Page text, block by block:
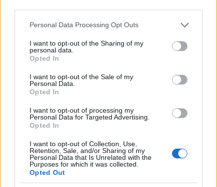
Please note that this website/app uses one or more Google
not limited to your visit or usage behaviour. You may click to
grant or deny consent to Google and its third-party tags to
use your data for below specified purposes in below Google
consent section.
Personal Data Processing Opt Outs
I want to opt-out of the Sharing of my
personal data.
Opted In
I want to opt-out of the Sale of my
Personal Data.
Opted In
I want to opt-out of processing my
Personal Data for Targeted Advertising.
Opted In
I want to opt-out of Collection, Use,
Retention, Sale, and/or Sharing of my
Personal Data that Is Unrelated with the
Purposes for which it was collected.
Opted Out
Urządzenia
SMARTFONY
WEARABLE
TV
Recenzje
Porównania
Porady
Promocje
Hardware PC
Moto
Gaming